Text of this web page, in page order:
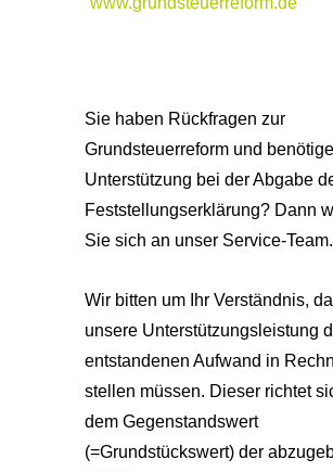
Sie haben Rückfragen zur
Grundsteuerreform und
Unterstützung bei der Abgabe
Feststellungserklärung? Dann
Sie sich an unser Service-Team.
Wir bitten um Ihr Verständnis,
unsere Unterstützungsleistung
entstandenen Aufwand in
stellen müssen. Dieser richtet
dem Gegenstandswert
(=Grundstückswert) der